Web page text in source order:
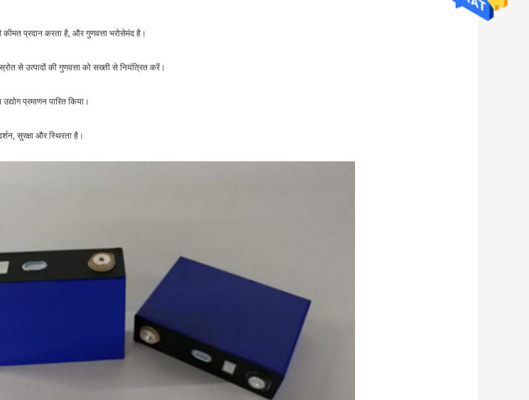
कीमत प्रदान करता है, और गुणवत्ता भरोसेमंद है।
से उत्पादों की गुणवत्ता को सख्ती से नियंत्रित करें।
प्रमाणन पारित किया।
सुरक्षा और स्थिरता है।